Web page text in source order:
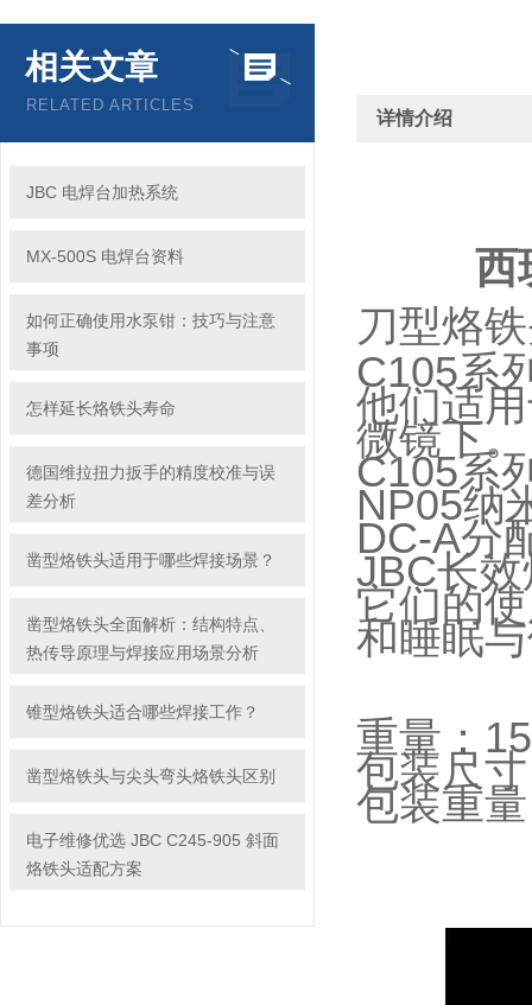
相关文章
RELATED ARTICLES
JBC 电焊台加热系统
MX-500S 电焊台资料
如何正确使用水泵钳：技巧与注意
事项
怎样延长烙铁头寿命
德国维拉扭力扳手的精度校准与误
差分析
凿型烙铁头适用于哪些焊接场景？
凿型烙铁头全面解析：结构特点、
热传导原理与焊接应用场景分析
锥型烙铁头适合哪些焊接工作？
凿型烙铁头与尖头弯头烙铁头区别
电子维修优选 JBC C245-905 斜面
烙铁头适配方案
详情介绍
西
刀型烙
C105系
他们适
微镜下。
C105系
NP05纳
DC-A分
JBC长
它们的
和睡眠
重量：
包装尺
包装重